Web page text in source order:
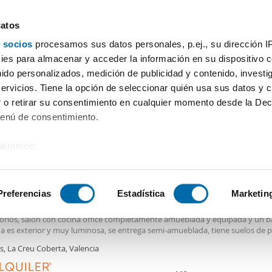
socios procesamos sus datos personales, p.ej., su dirección
para almacenar y acceder la información en su dispositivo
personalizados, medición de publicidad y contenido,
Tiene la opción de seleccionar quién usa sus datos y
retirar su consentimiento en cualquier momento desde la
de consentimiento.
analizándolo activamente para buscar características
cómo se procesan sus datos personales y establezca
. Puede cambiar o retirar su consentimiento en
Estadística
Habitaciones Más filtros - 2
Alquiler pisos San Vicente Martir Valencia
2
piso aire acondicionado y ascensor Jesús
salón con cocina office completamente amueblada y equipada y un
es exterior y muy luminosa, se entrega semi-amueblada, tiene suelos de
La Creu Coberta, Valencia